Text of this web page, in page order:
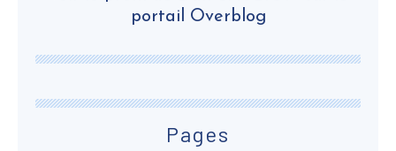
Pages
portail Overblog